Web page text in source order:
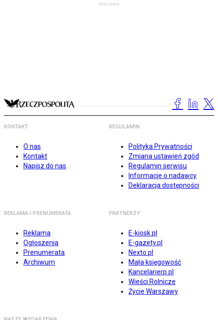
KONTAKT
O nas
Kontakt
Napisz do nas
REGULAMIN
Polityka Prywatności
Zmiana ustawień zgód
Regulamin serwisu
Informacje o nadawcy
Deklaracja dostępności
REKLAMA I PRENUMERATA
Reklama
Ogłoszenia
Prenumerata
Archiwum
PARTNERZY
E-kiosk.pl
E-gazety.pl
Nexto.pl
Mała księgowość
Kancelarierp.pl
Wieści Rolnicze
Życie Warszawy